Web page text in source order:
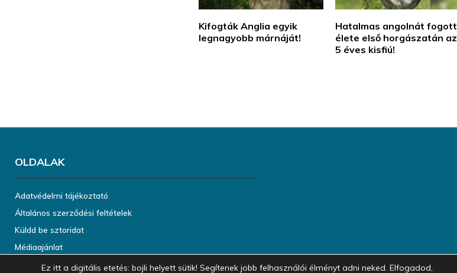
Kifogták Anglia egyik
legnagyobb márnáját!
Hatalmas angolnát fogott
élete első horgászatán az
5 éves kisfiú!
OLDALAK
Adatvédelmi tájékoztató
Általános szerződési feltételek
Küldd be sztoridat
Médiaajánlat
Ez itt a digitális etetés: bojli helyett sütik! Segítenek jobb felhasználói élményt adni neked. Elfogadod,